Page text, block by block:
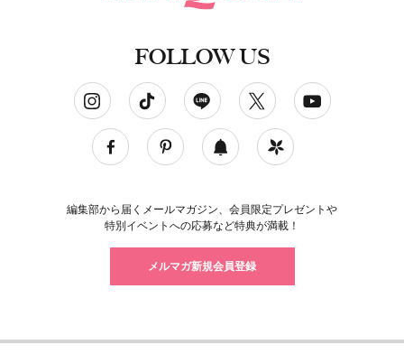
FOLLOW US
編集部から届くメールマガジン、会員限定プレゼントや
特別イベントへの応募など特典が満載！
メルマガ新規会員登録